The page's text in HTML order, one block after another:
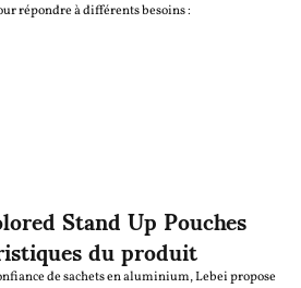
répondre à différents besoins :
Stand Up Pouches
du produit
de sachets en aluminium, Lebei propose